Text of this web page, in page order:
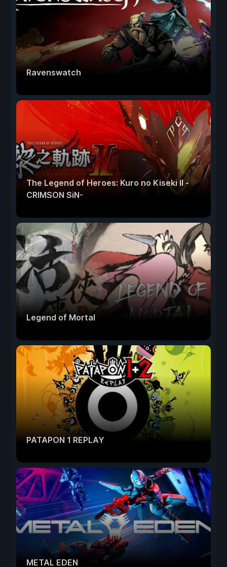
Ravenswatch
The Legend of Heroes: Kuro no Kiseki Ⅱ -
CRIMSON SiN-
Legend of Mortal
PATAPON 1 REPLAY
METAL EDEN